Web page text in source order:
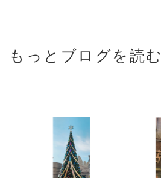
もっとブログを読む